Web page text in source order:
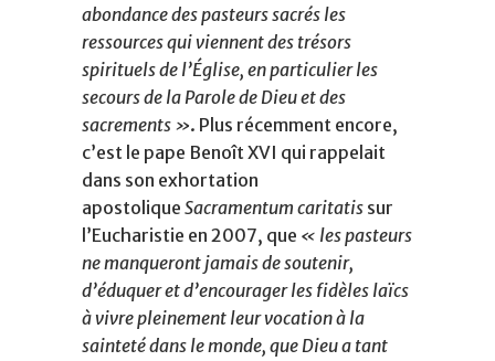
abondance des pasteurs sacrés les
ressources qui viennent des trésors
spirituels de l’Église, en particulier les
secours de la Parole de Dieu et des
sacrements ». Plus récemment encore,
c’est le pape Benoît XVI qui rappelait
dans son exhortation
apostolique Sacramentum caritatis sur
l’Eucharistie en 2007, que « les pasteurs
ne manqueront jamais de soutenir,
d’éduquer et d’encourager les fidèles laïcs
à vivre pleinement leur vocation à la
sainteté dans le monde, que Dieu a tant